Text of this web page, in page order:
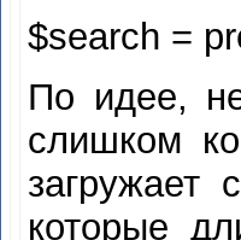
$search =
По идее,
слишком
загружает
которые